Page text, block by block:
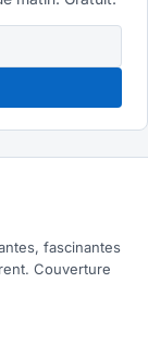
fascinantes
Couverture